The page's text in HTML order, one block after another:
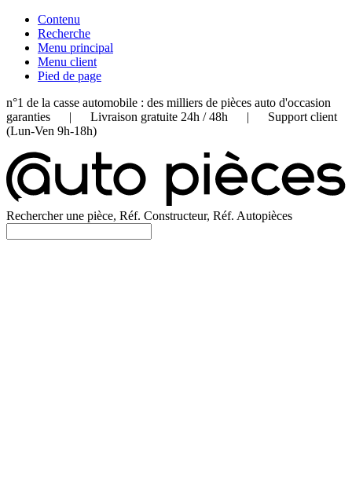
Contenu
Recherche
Menu principal
Menu client
Pied de page
n°1 de la casse automobile : des milliers de pièces auto d'occasion
garanties | Livraison gratuite 24h / 48h | Support client
(Lun-Ven 9h-18h)
Rechercher une pièce, Réf. Constructeur, Réf. Autopièces